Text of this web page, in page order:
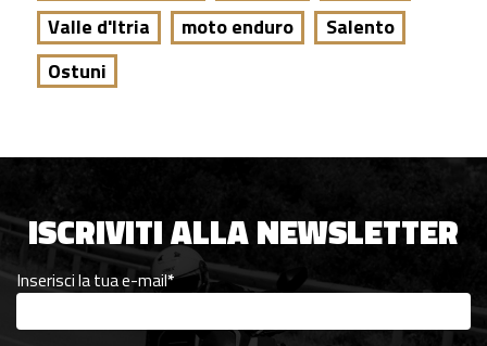
Valle d'Itria
moto enduro
Salento
Ostuni
ISCRIVITI ALLA NEWSLETTER
Inserisci la tua e-mail*